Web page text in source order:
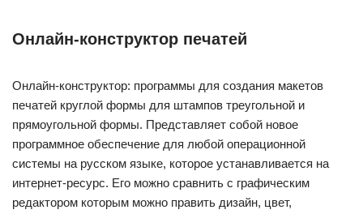
Онлайн-конструктор печатей
Онлайн-конструктор: программы для создания макетов
печатей круглой формы для штампов треугольной и
прямоугольной формы. Представляет собой новое
программное обеспечение для любой операционной
системы на русском языке, которое устанавливается на
интернет-ресурс. Его можно сравнить с графическим
редактором которым можно править дизайн, цвет,